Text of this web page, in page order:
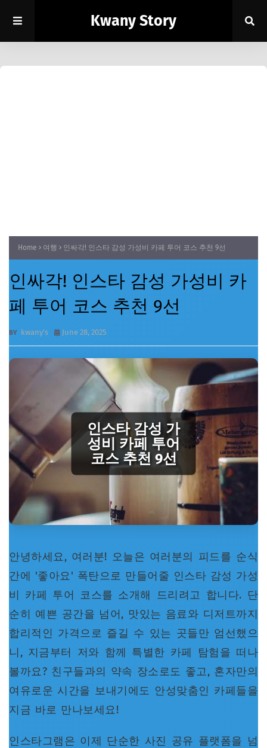
Kwany Story
Home 여행 인싸각! 인스타 감성 가성비 카페 투어 코스 추천 9선
인싸각! 인스타 감성 가성비 카
페 투어 코스 추천 9선
kwany's June 28, 2025
인스타 감성 가
성비 카페 투어
코스 추천 9선
안녕하세요, 여러분! 오늘은 여러분의 피드를 순식
간에 '좋아요' 폭탄으로 만들어줄 인스타 감성 가성
비 카페 투어 코스를 소개해 드리려고 합니다. 단
순히 예쁜 공간을 넘어, 맛있는 음료와 디저트까지
합리적인 가격으로 즐길 수 있는 곳들만 엄선했으
니, 지금부터 저와 함께 특별한 카페 탐험을 떠나
볼까요? 친구들과의 약속 장소로도 좋고, 혼자만의
여유로운 시간을 보내기에도 안성맞춤인 카페들을
지금 바로 만나보세요!
인스타그램은 이제 단순한 사진 공유 플랫폼을 넘